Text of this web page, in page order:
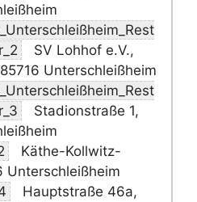
SV Lohhof e.V.,
Unterschleißheim
Stadionstraße 1,
Käthe-Kollwitz-
Unterschleißheim
Hauptstraße 46a,